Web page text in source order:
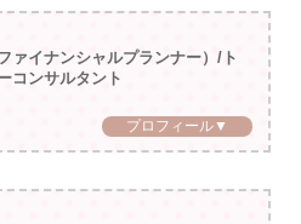
ァイナンシャルプランナー）/ト
コンサルタント
プロフィール▼